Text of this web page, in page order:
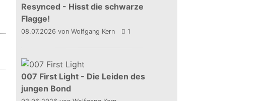
Resynced - Hisst die schwarze
Flagge!
08.07.2026 von Wolfgang Kern 1
007 First Light - Die Leiden des
jungen Bond